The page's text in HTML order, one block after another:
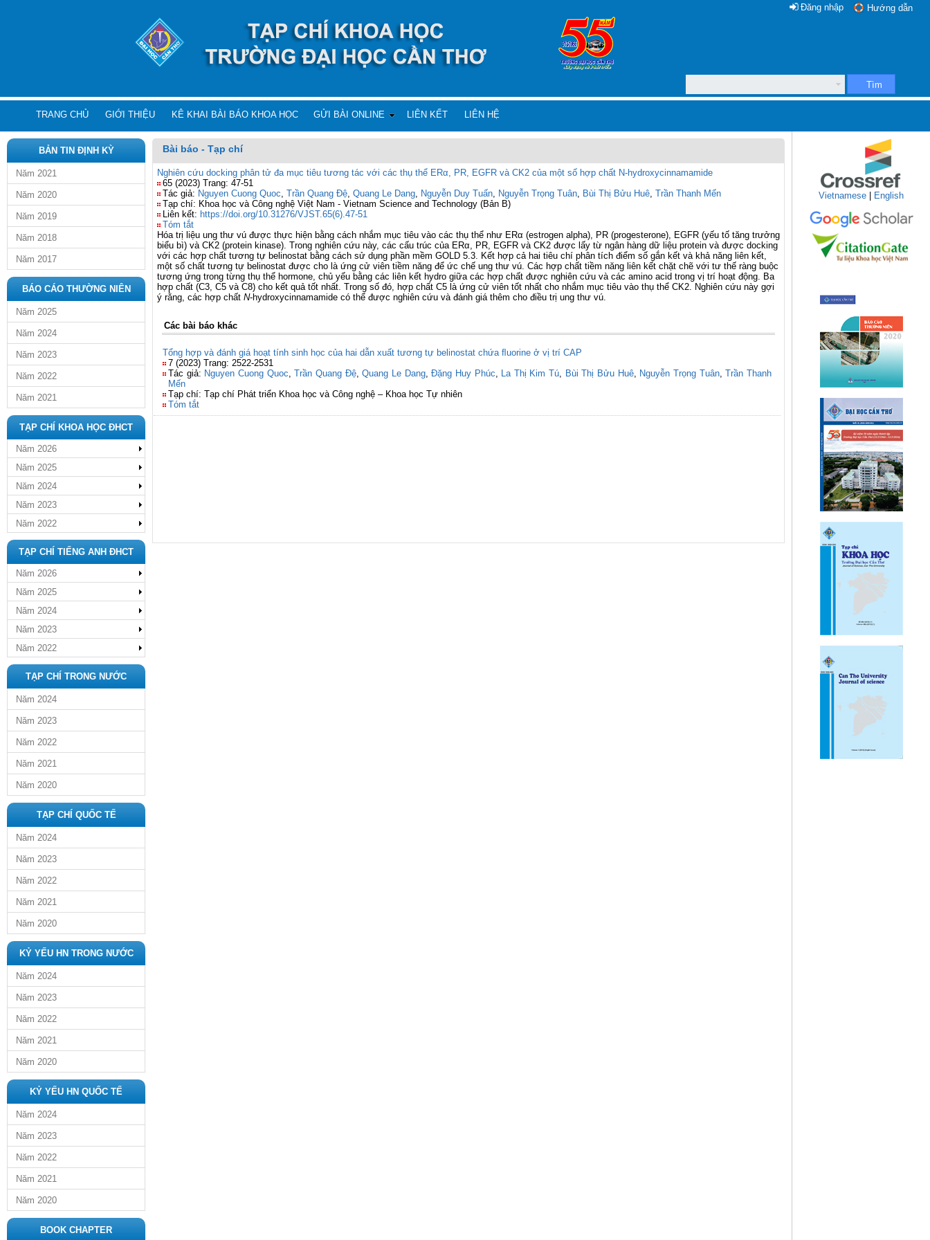
Hướng dẫn
Đăng nhập
Tìm
TRANG CHỦ GIỚI THIỆU KÊ KHAI BÀI BÁO KHOA HỌC GỬI BÀI ONLINE LIÊN KẾT LIÊN HỆ
BẢN TIN ĐỊNH KỲ
Năm 2021
Năm 2020
Năm 2019
Năm 2018
Năm 2017
BÁO CÁO THƯỜNG NIÊN
Năm 2025
Năm 2024
Năm 2023
Năm 2022
Năm 2021
TẠP CHÍ KHOA HỌC ĐHCT
Năm 2026
Năm 2025
Năm 2024
Năm 2023
Năm 2022
TẠP CHÍ TIẾNG ANH ĐHCT
Năm 2026
Năm 2025
Năm 2024
Năm 2023
Năm 2022
TẠP CHÍ TRONG NƯỚC
Năm 2024
Năm 2023
Năm 2022
Năm 2021
Năm 2020
TẠP CHÍ QUỐC TẾ
Năm 2024
Năm 2023
Năm 2022
Năm 2021
Năm 2020
KỶ YẾU HN TRONG NƯỚC
Năm 2024
Năm 2023
Năm 2022
Năm 2021
Năm 2020
KỶ YẾU HN QUỐC TẾ
Năm 2024
Năm 2023
Năm 2022
Năm 2021
Năm 2020
BOOK CHAPTER
Bài báo - Tạp chí
Nghiên cứu docking phân tử đa mục tiêu tương tác với các thụ thể ERα, PR, EGFR và CK2 của một số hợp chất N-hydroxycinnamamide
65 (2023) Trang: 47-51
Tác giả: Nguyen Cuong Quoc, Trần Quang Đệ, Quang Le Dang, Nguyễn Duy Tuấn, Nguyễn Trọng Tuân, Bùi Thị Bửu Huê, Trần Thanh Mến
Tạp chí: Khoa học và Công nghệ Việt Nam - Vietnam Science and Technology (Bản B)
Liên kết: https://doi.org/10.31276/VJST.65(6).47-51
Tóm tắt
Hóa trị liệu ung thư vú được thực hiện bằng cách nhắm mục tiêu vào các thụ thể như ERα (estrogen alpha), PR (progesterone), EGFR (yếu tố tăng trưởng
biểu bì) và CK2 (protein kinase). Trong nghiên cứu này, các cấu trúc của ERα, PR, EGFR và CK2 được lấy từ ngân hàng dữ liệu protein và được docking
với các hợp chất tương tự belinostat bằng cách sử dụng phần mềm GOLD 5.3. Kết hợp cả hai tiêu chí phân tích điểm số gắn kết và khả năng liên kết,
một số chất tương tự belinostat được cho là ứng cử viên tiềm năng để ức chế ung thư vú. Các hợp chất tiềm năng liên kết chặt chẽ với tư thế ràng buộc
tương ứng trong từng thụ thể hormone, chủ yếu bằng các liên kết hydro giữa các hợp chất được nghiên cứu và các amino acid trong vị trí hoạt động. Ba
hợp chất (C3, C5 và C8) cho kết quả tốt nhất. Trong số đó, hợp chất C5 là ứng cử viên tốt nhất cho nhắm mục tiêu vào thụ thể CK2. Nghiên cứu này gợi
ý rằng, các hợp chất N-hydroxycinnamamide có thể được nghiên cứu và đánh giá thêm cho điều trị ung thư vú.
Các bài báo khác
Tổng hợp và đánh giá hoạt tính sinh học của hai dẫn xuất tương tự belinostat chứa ﬂuorine ở vị trí CAP
7 (2023) Trang: 2522-2531
Tác giả: Nguyen Cuong Quoc,Trần Quang Đệ,Quang Le Dang,Đặng Huy Phúc, La Thị Kim Tú, Bùi Thị Bửu Huê, Nguyễn Trọng Tuân,Trần Thanh
Mến
Tạp chí: Tạp chí Phát triển Khoa học và Công nghệ – Khoa học Tự nhiên
Tóm tắt
Vietnamese English